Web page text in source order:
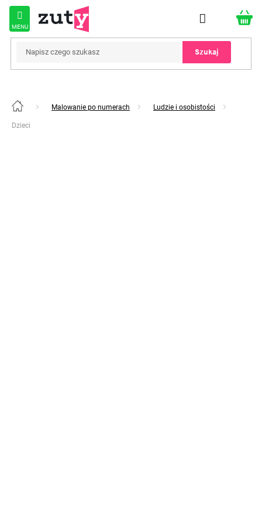
Przejść
treści
Szukaj
Home Malowanie po numerach Ludzie i osobistości
Dzieci